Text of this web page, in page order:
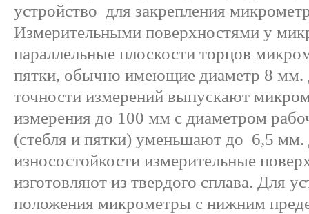
устройство для закрепления
Измерительными поверхностями у
параллельные плоскости торцов
пятки, обычно имеющие диаметр 8
точности измерений выпускают
измерения до 100 мм с диаметром
(стебля и пятки) уменьшают до 6,5
износостойкости измерительные
изготовляют из твердого сплава. Для
положения микрометры с нижним